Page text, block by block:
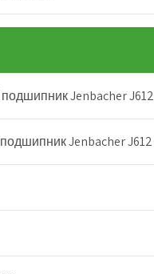
Jenbacher J612
Jenbacher J612